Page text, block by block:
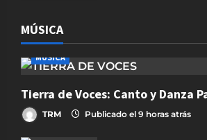
MÚSICA
MÚSICA
Tierra de Voces: Canto y Danza
TRM Publicado el 9 horas atrás